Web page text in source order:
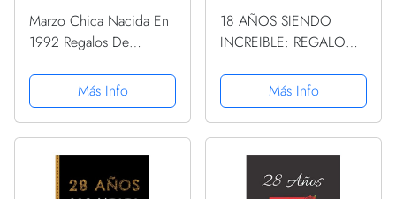
Marzo Chica Nacida En
1992 Regalos De
Niñas Vela Camiseta
Más Info
18 AÑOS SIENDO
INCREIBLE: REGALO
ORIGINAL Y
DIVERTIDO. DIARIO,
CUADERNO DE
AGENDA.
Más Info